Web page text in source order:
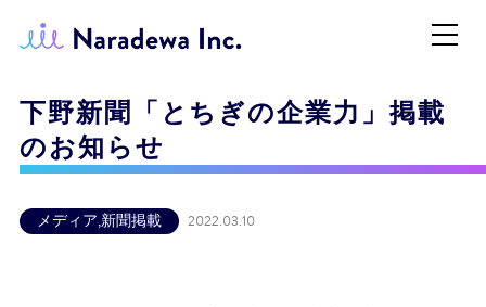
下野新聞「とちぎの企業力」掲載
のお知らせ
メディア,新聞掲載 2022.03.10